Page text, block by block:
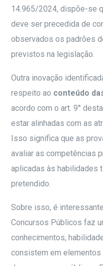
14.965/2024, dispõe-se
deve ser precedida de
observados os padrões
previstos na legislação.
Outra inovação
respeito ao conteúdo
acordo com o art. 9°
estar alinhadas com as
Isso significa que as
avaliar as competências
aplicadas às habilidades
pretendido.
Sobre isso, é
Concursos Públicos faz
conhecimentos,
consistem em